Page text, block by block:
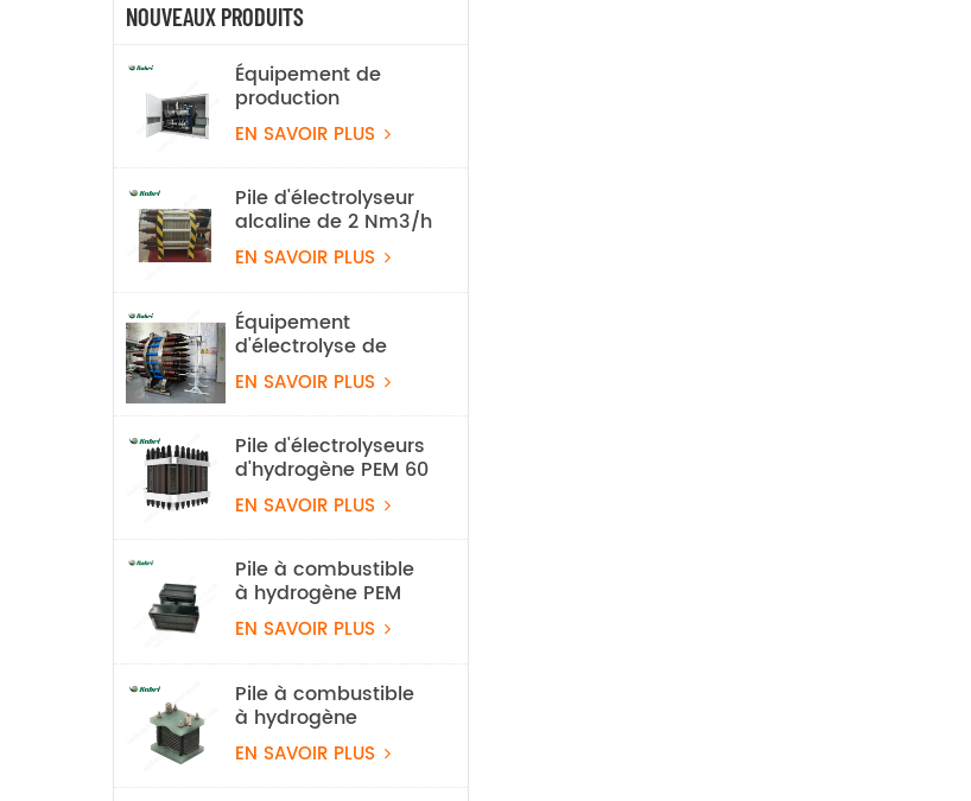
NOUVEAUX PRODUITS
Équipement de
production
d'hydrogène par
électrolyse de l'eau
alcaline, 100 Nm³/h,
500 kW
EN SAVOIR PLUS
Pile d'électrolyseur
alcaline de 2 Nm3/h
EN SAVOIR PLUS
Équipement
d'électrolyse de
l'eau à l'hydrogène
alcalin 100 Nm³/h
500 kW
EN SAVOIR PLUS
Pile d'électrolyseurs
d'hydrogène PEM 60
Nm3/h
EN SAVOIR PLUS
Pile à combustible
à hydrogène PEM
légère de 550 W
pour drone
EN SAVOIR PLUS
Pile à combustible
à hydrogène
refroidie par air de
100 W
EN SAVOIR PLUS